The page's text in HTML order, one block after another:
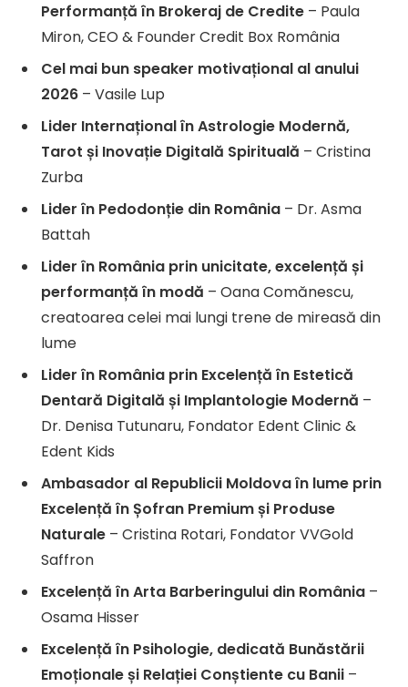
Performanță în Brokeraj de Credite – Paula
Miron, CEO & Founder Credit Box România
Cel mai bun speaker motivațional al anului
2026 – Vasile Lup
Lider Internațional în Astrologie Modernă,
Tarot și Inovație Digitală Spirituală – Cristina
Zurba
Lider în Pedodonție din România – Dr. Asma
Battah
Lider în România prin unicitate, excelență și
performanță în modă – Oana Comănescu,
creatoarea celei mai lungi trene de mireasă din
lume
Lider în România prin Excelență în Estetică
Dentară Digitală și Implantologie Modernă –
Dr. Denisa Tutunaru, Fondator Edent Clinic &
Edent Kids
Ambasador al Republicii Moldova în lume prin
Excelență în Șofran Premium și Produse
Naturale – Cristina Rotari, Fondator VVGold
Saffron
Excelență în Arta Barberingului din România –
Osama Hisser
Excelență în Psihologie, dedicată Bunăstării
Emoționale și Relației Conștiente cu Banii –